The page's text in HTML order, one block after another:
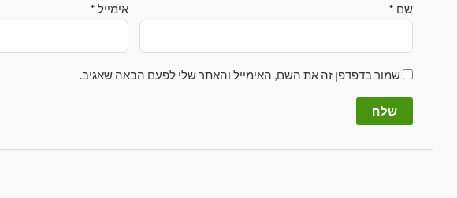
שם * אימייל *
שמור בדפדפן זה את השם, האימייל והאתר שלי לפעם הבאה שאגיב.